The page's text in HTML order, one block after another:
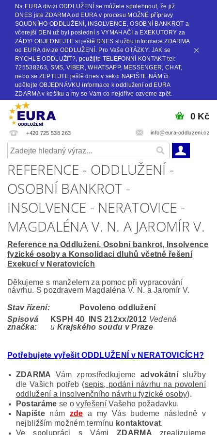
Na EURA divizi ODDLUŽENÍ se můžete spolehnout, že již
DNES jste ZDARMA od EURA v procesu MOŽNÉ přípravy
SOUDNÍHO ODDLUŽENÍ, INSOLVENCE, OSOBNÍ BANKROT a
včerejší DEN už byl poslední s VYMAHAČI a EXEKUTORY za
ZÁDY! OBJEDNEJTE si ještě DNES službu informace ZDARMA
od EURA divize ODDLUŽENÍ. Pro Vaše OTÁZKY: JAK se
RYCHLE ODDLUŽIT?, použijte TELEFONNÍ KONTAKT tel:
725538263, SMS, VIBER, WHATSAPP, MESSENGER, CHAT,
nebo se ZEPTEJTE ještě dnes v sekci NAPIŠTE NÁM či
udělejte OBJEDNÁVKU informace k oddlužení od EURA
ZDARMA v košíku a my se Vám co nejdříve ozveme zpět.
+420 725 538 263 info@eura-oddluzeni.cz
0 Kč
REFERENCE - ODDLUŽENÍ -
OSOBNÍ BANKROT -
INSOLVENCE - NERATOVICE -
MAGDALÉNA V. N. A JAROMÍR V.
Reference na Oddlužení, Osobní bankrot, Insolvence
fyzické osoby a Konsolidaci dluhů včetně řešení
Exekucí v Neratovicích
Děkujeme s manželem za pomoc při vypracování
návrhu. S pozdravem Magdaléna V. N. a Jaromír V.
Stav řízení:
Povoleno oddlužení
Spisová
značka:
KSPH 40 INS 212xx/2012 Vedená
u Krajského soudu v Praze
Potřebujete vyřešit ODDLUŽENÍ v NERATOVICÍCH?
ZDARMA Vám zprostředkujeme advokátníslužby
dle Vašich potřeb (sepis, podání návrhu na povolení
oddlužení a insolvenčního návrhu fyzické osoby).
Postaráme se ovyřešeníVašeho požadavku.
Napištenám zde a my Vás budeme následně v
nejbližším možném termínu kontaktovat.
Ve spolupráci s Vámi ZDARMA zrealizujeme